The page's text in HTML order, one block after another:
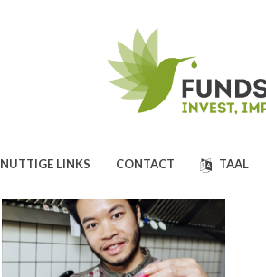
NUTTIGE LINKS CONTACT TAAL